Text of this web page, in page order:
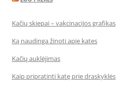
Kačių skiepai – vakcinacijos grafikas
Ką naudinga žinoti apie kates
Kačių auklėjimas
Kaip pripratinti katę prie draskyklės